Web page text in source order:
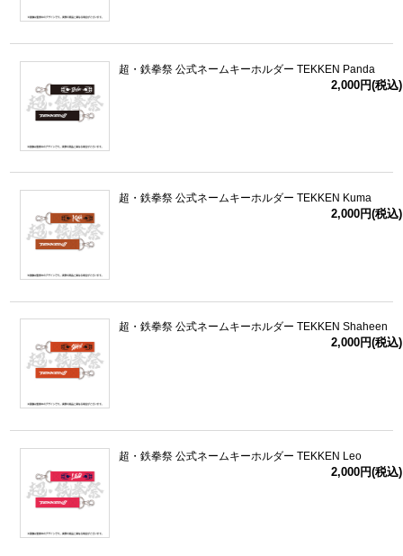
超・鉄拳祭 公式ネームキーホルダー TEKKEN Panda
2,000円(税込)
超・鉄拳祭 公式ネームキーホルダー TEKKEN Kuma
2,000円(税込)
超・鉄拳祭 公式ネームキーホルダー TEKKEN Shaheen
2,000円(税込)
超・鉄拳祭 公式ネームキーホルダー TEKKEN Leo
2,000円(税込)